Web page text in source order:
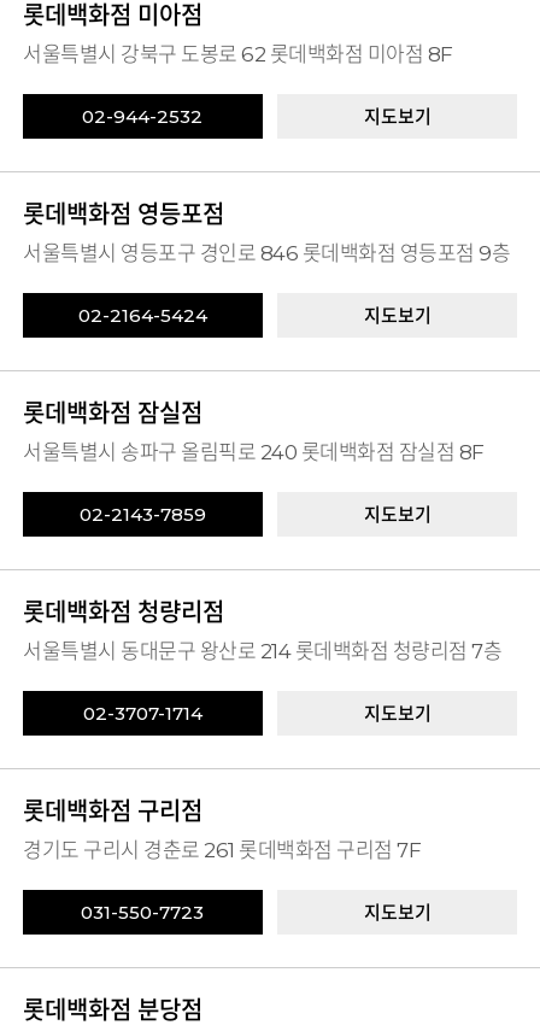
롯데백화점 미아점
서울특별시 강북구 도봉로 62 롯데백화점 미아점 8F
02-944-2532 지도보기
롯데백화점 영등포점
서울특별시 영등포구 경인로 846 롯데백화점 영등포점 9층
02-2164-5424 지도보기
롯데백화점 잠실점
서울특별시 송파구 올림픽로 240 롯데백화점 잠실점 8F
02-2143-7859 지도보기
롯데백화점 청량리점
서울특별시 동대문구 왕산로 214 롯데백화점 청량리점 7층
02-3707-1714 지도보기
롯데백화점 구리점
경기도 구리시 경춘로 261 롯데백화점 구리점 7F
031-550-7723 지도보기
롯데백화점 분당점